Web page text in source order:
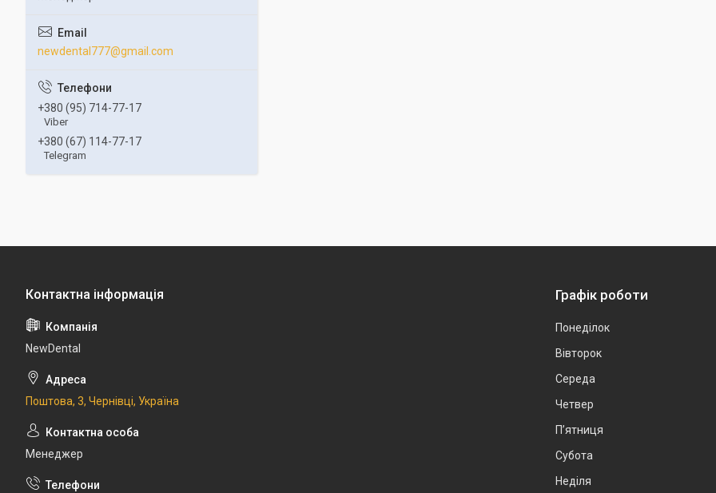
newdental777@gmail.com
+380 (95) 714-77-17
Viber
+380 (67) 114-77-17
Telegram
NewDental
Поштова, 3, Чернівці, Україна
Менеджер
Графік роботи
Понеділок
Вівторок
Середа
Четвер
Пʼятниця
Субота
Неділя